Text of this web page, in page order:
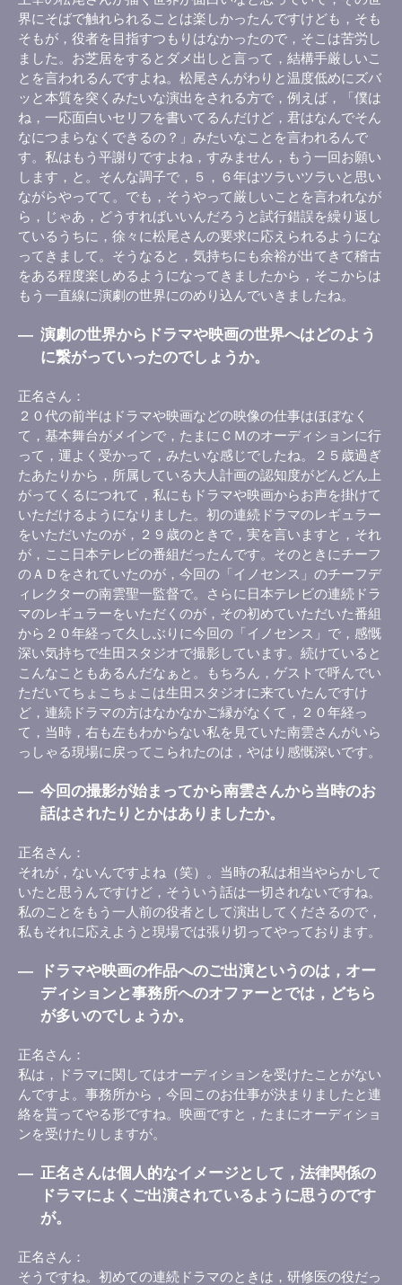
界にそばで触れられることは楽しかったんですけども，そも
そもが，役者を目指すつもりはなかったので，そこは苦労し
ました。お芝居をするとダメ出しと言って，結構手厳しいこ
とを言われるんですよね。松尾さんがわりと温度低めにズバ
ッと本質を突くみたいな演出をされる方で，例えば，「僕は
ね，一応面白いセリフを書いてるんだけど，君はなんでそん
なにつまらなくできるの？」みたいなことを言われるんで
す。私はもう平謝りですよね，すみません，もう一回お願い
します，と。そんな調子で，５，６年はツラいツラいと思い
ながらやってて。でも，そうやって厳しいことを言われなが
ら，じゃあ，どうすればいいんだろうと試行錯誤を繰り返し
ているうちに，徐々に松尾さんの要求に応えられるようにな
ってきまして。そうなると，気持ちにも余裕が出てきて稽古
をある程度楽しめるようになってきましたから，そこからは
もう一直線に演劇の世界にのめり込んでいきましたね。
― 演劇の世界からドラマや映画の世界へはどのよう
に繋がっていったのでしょうか。
正名さん
２０代の前半はドラマや映画などの映像の仕事はほぼなく
て，基本舞台がメインで，たまにＣＭのオーディションに行
って，運よく受かって，みたいな感じでしたね。２５歳過ぎ
たあたりから，所属している大人計画の認知度がどんどん上
がってくるにつれて，私にもドラマや映画からお声を掛けて
いただけるようになりました。初の連続ドラマのレギュラー
をいただいたのが，２９歳のときで，実を言いますと，それ
が，ここ日本テレビの番組だったんです。そのときにチーフ
のＡＤをされていたのが，今回の「イノセンス」のチーフデ
ィレクターの南雲聖一監督で。さらに日本テレビの連続ドラ
マのレギュラーをいただくのが，その初めていただいた番組
から２０年経って久しぶりに今回の「イノセンス」で，感慨
深い気持ちで生田スタジオで撮影しています。続けていると
こんなこともあるんだなぁと。もちろん，ゲストで呼んでい
ただいてちょこちょこは生田スタジオに来ていたんですけ
ど，連続ドラマの方はなかなかご縁がなくて，２０年経っ
て，当時，右も左もわからない私を見ていた南雲さんがいら
っしゃる現場に戻ってこられたのは，やはり感慨深いです。
― 今回の撮影が始まってから南雲さんから当時のお
話はされたりとかはありましたか。
正名さん
それが，ないんですよね（笑）。当時の私は相当やらかして
いたと思うんですけど，そういう話は一切されないですね。
私のことをもう一人前の役者として演出してくださるので，
私もそれに応えようと現場では張り切ってやっております。
―
ドラマや映画の作品へのご出演というのは，オー
ディションと事務所へのオファーとでは，どちら
が多いのでしょうか。
正名さん
私は，ドラマに関してはオーディションを受けたことがない
んですよ。事務所から，今回このお仕事が決まりましたと連
絡を貰ってやる形ですね。映画ですと，たまにオーディショ
ンを受けたりしますが。
― 正名さんは個人的なイメージとして，法律関係の
ドラマによくご出演されているように思うのです
が。
正名さん
そうですね。初めての連続ドラマのときは，研修医の役だっ